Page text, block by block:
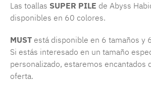
Las toallas SUPER PILE de Abyss
disponibles en 60 colores.
MUST está disponible en 6 tamaños y
Si estás interesado en un tamaño
personalizado, estaremos encantados
oferta.